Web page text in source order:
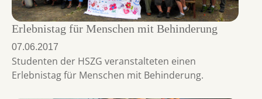
Erlebnistag für Menschen mit Behinderung
07.06.2017
Studenten der HSZG veranstalteten einen
Erlebnistag für Menschen mit Behinderung.